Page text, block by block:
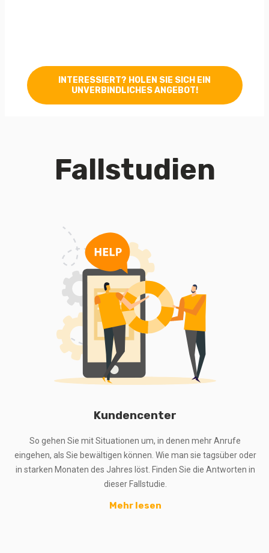
INTERESSIERT? HOLEN SIE SICH EIN
UNVERBINDLICHES ANGEBOT!
Fallstudien
Kundencenter
So gehen Sie mit Situationen um, in denen mehr Anrufe
eingehen, als Sie bewältigen können. Wie man sie tagsüber oder
in starken Monaten des Jahres löst. Finden Sie die Antworten in
dieser Fallstudie.
Mehr lesen